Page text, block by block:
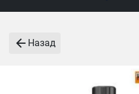
Назад